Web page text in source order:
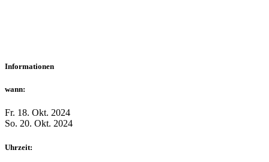
Informationen
wann:
Fr. 18. Okt. 2024
So. 20. Okt. 2024
Uhrzeit: